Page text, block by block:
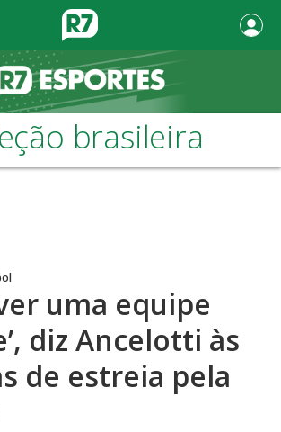
brasileira
uma equipe
diz Ancelotti às
de estreia pela